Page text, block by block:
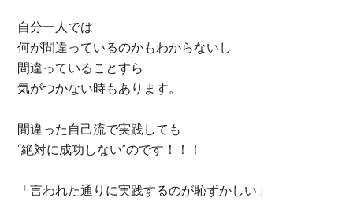
自分一人では
何が間違っているのかもわからないし
間違っていることすら
気がつかない時もあります。
間違った自己流で実践しても
“絶対に成功しない”のです！！！
「言われた通りに実践するのが恥ずかしい」